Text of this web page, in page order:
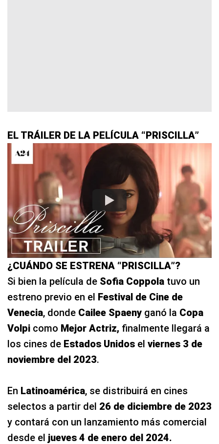
EL TRÁILER DE LA PELÍCULA “PRISCILLA”
¿CUÁNDO SE ESTRENA “PRISCILLA”?
Si bien la película de Sofia Coppola tuvo un
estreno previo en el Festival de Cine de
Venecia, donde Cailee Spaeny ganó la Copa
Volpi como Mejor Actriz, finalmente llegará a
los cines de Estados Unidos el viernes 3 de
noviembre del 2023.
En Latinoamérica, se distribuirá en cines
selectos a partir del 26 de diciembre de 2023
y contará con un lanzamiento más comercial
desde el jueves 4 de enero del 2024.